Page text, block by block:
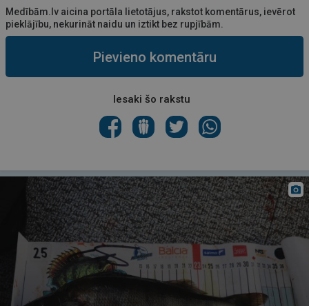
Medībām.lv aicina portāla lietotājus, rakstot komentārus, ievērot
pieklājību, nekurināt naidu un iztikt bez rupjībām.
Pievieno komentāru
Iesaki šo rakstu